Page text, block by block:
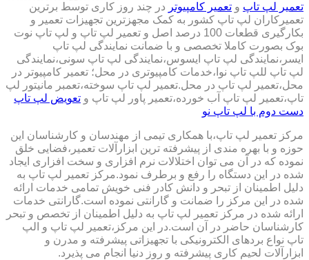
تعمیر لپ تاپ و تعمیر کامپیوتر در چند روز کاری توسط برترین
تعمیرکاران لپ تاپ کشور به کمک مجهزترین تجهیزات تعمیر و
بکارگیری قطعات 100 درصد اصل و تعمیر لپ تاپ و لپ تاپ نوت
بوک بصورت کاملا تخصصی و با ضمانت نمایندگی لپ تاپ
ایسر،نمایندگی لپ تاپ ایسوس،نمایندگی لپ تاپ سونی،نمایندگی
لپ تاپ للپ تاپ نوا،خدمات کامپیوتری در محل؛ تعمیر کامپیوتر در
محل،تعمیر لپ تاپ در محل.تعمیر لپ تاپ سوخته،تعمبر مانیتور لپ
تاپ،تعمیر لپ تاپ آب خورده،تعمیر پاور لپ تاپ و تعویض لپ تاپ
دست دوم با لپ تاپ نو
مرکز تعمیر لپ تاپ،با همکاری تیمی از مهندسان و کارشناسان این
حوزه و با بهره مندی از پیشرفته ترین ابزارآلات تعمیر،فضایی خلق
نموده که در آن می توان اختلالات نرم افزاری و سخت افزاری ایجاد
شده در این دستگاه را رفع و برطرف نمود.مرکز تعمیر لپ تاپ به
دلیل اطمینان از تبحر و دانش کادر فنی خویش تمامی خدمات ارائه
شده در این مرکز را ضمانت و گارانتی نموده است.گارانتی خدمات
ارائه شده در مرکز تعمیر لپ تاپ به دلیل اطمینان از تخصص و تبحر
کارشناسان حاضر در آن است.در این مرکز،تعمیر لپ تاپ و الپ
تاپ نواع بردهای الکترونیکی با تجهیزاتی پیشرفته و مدرن و
ابزارآلات لحیم کاری پیشرفته و روز دنیا انجام می پذیرد.